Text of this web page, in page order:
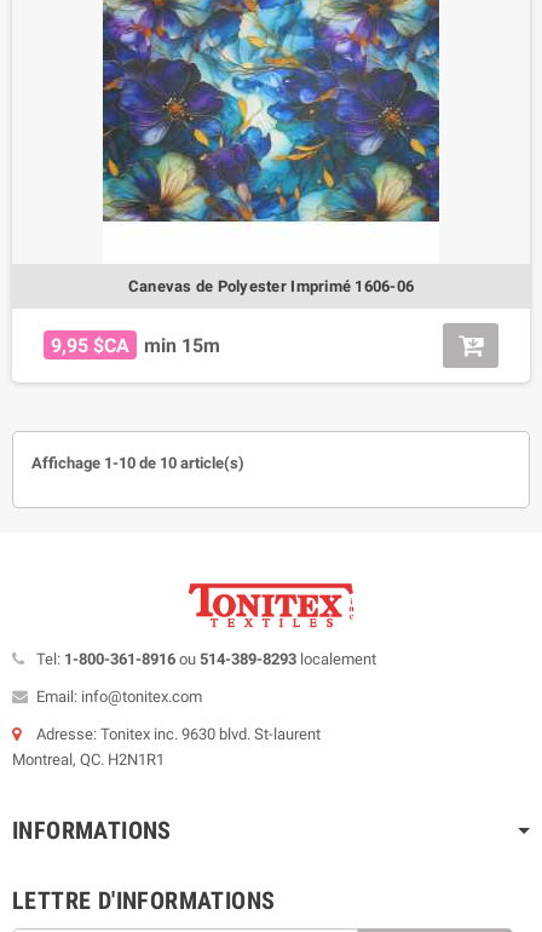
Canevas de Polyester Imprimé 1606-06
9,95 $CA min 15m
Affichage 1-10 de 10 article(s)
Tel: 1-800-361-8916 ou 514-389-8293 localement
Email: info@tonitex.com
Adresse: Tonitex inc. 9630 blvd. St-laurent
Montreal, QC. H2N1R1
INFORMATIONS
LETTRE D'INFORMATIONS